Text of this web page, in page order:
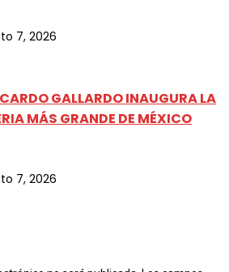
7, 2026
GALLARDO INAUGURA LA
MÁS GRANDE DE MÉXICO
7, 2026